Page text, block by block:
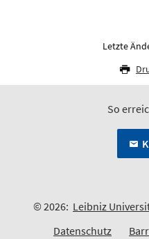
Letzte
So
© 2026: Leibniz
Datenschutz